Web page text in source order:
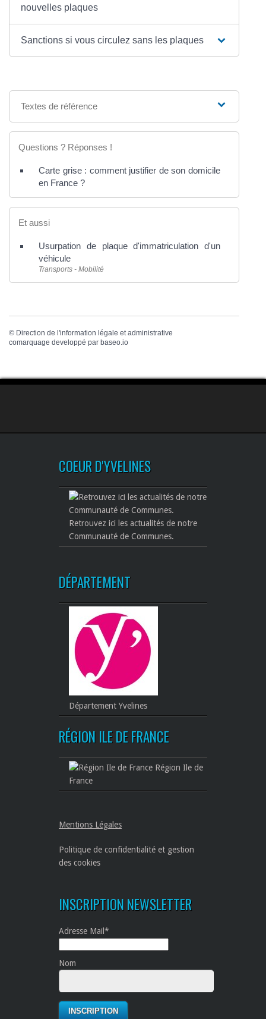
nouvelles plaques
Sanctions si vous circulez sans les plaques
Textes de référence
Questions ? Réponses !
Carte grise : comment justifier de son domicile
en France ?
Et aussi
Usurpation de plaque d'immatriculation d'un
véhicule
Transports - Mobilité
© Direction de l'information légale et administrative
comarquage developpé par baseo.io
COEUR D'YVELINES
Retrouvez ici les actualités de notre
Communauté de Communes.
DÉPARTEMENT
Département Yvelines
RÉGION ILE DE FRANCE
Région Ile de
France
Mentions Légales
Politique de confidentialité et gestion
des cookies
INSCRIPTION NEWSLETTER
Adresse Mail*
Nom